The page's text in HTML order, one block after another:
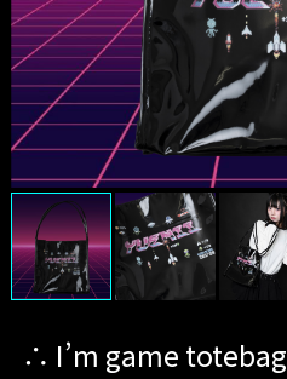
∴ I’m game totebag